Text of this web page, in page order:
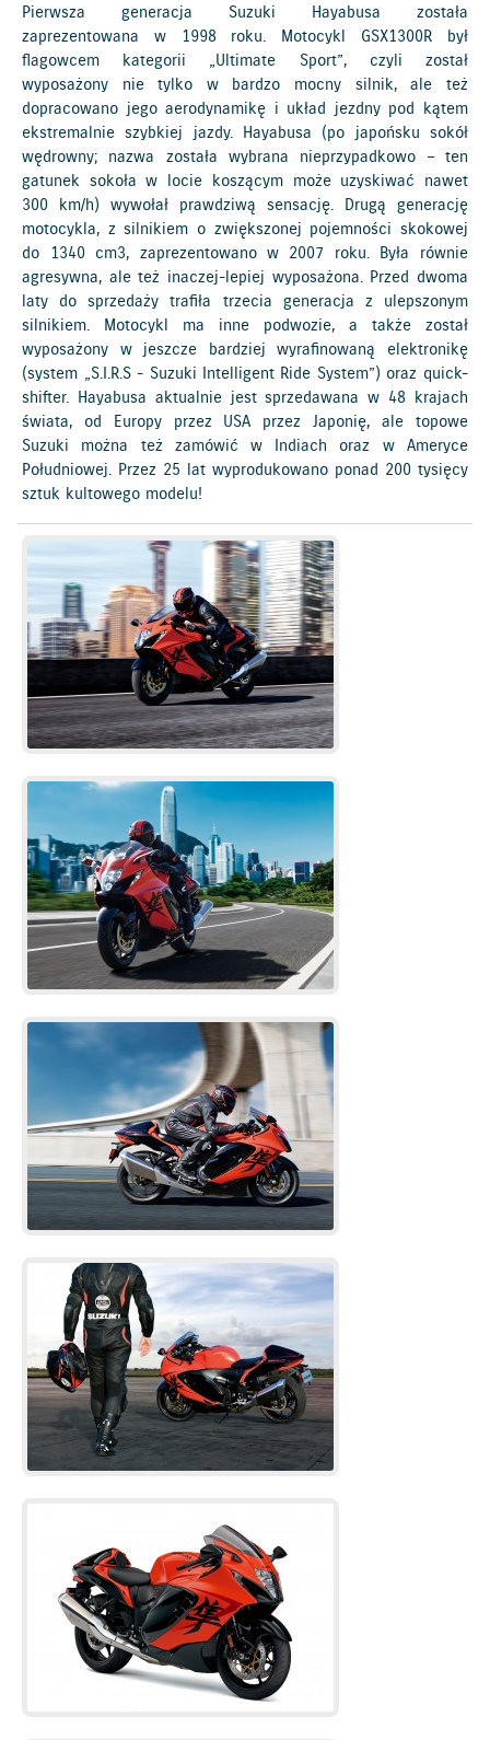
Pierwsza generacja Suzuki Hayabusa została
zaprezentowana w 1998 roku. Motocykl GSX1300R był
flagowcem kategorii „Ultimate Sport”, czyli został
wyposażony nie tylko w bardzo mocny silnik, ale też
dopracowano jego aerodynamikę i układ jezdny pod kątem
ekstremalnie szybkiej jazdy. Hayabusa (po japońsku sokół
wędrowny; nazwa została wybrana nieprzypadkowo – ten
gatunek sokoła w locie koszącym może uzyskiwać nawet
300 km/h) wywołał prawdziwą sensację. Drugą generację
motocykla, z silnikiem o zwiększonej pojemności skokowej
do 1340 cm3, zaprezentowano w 2007 roku. Była równie
agresywna, ale też inaczej-lepiej wyposażona. Przed dwoma
laty do sprzedaży trafiła trzecia generacja z ulepszonym
silnikiem. Motocykl ma inne podwozie, a także został
wyposażony w jeszcze bardziej wyrafinowaną elektronikę
(system „S.I.R.S - Suzuki Intelligent Ride System”) oraz quick-
shifter. Hayabusa aktualnie jest sprzedawana w 48 krajach
świata, od Europy przez USA przez Japonię, ale topowe
Suzuki można też zamówić w Indiach oraz w Ameryce
Południowej. Przez 25 lat wyprodukowano ponad 200 tysięcy
sztuk kultowego modelu!